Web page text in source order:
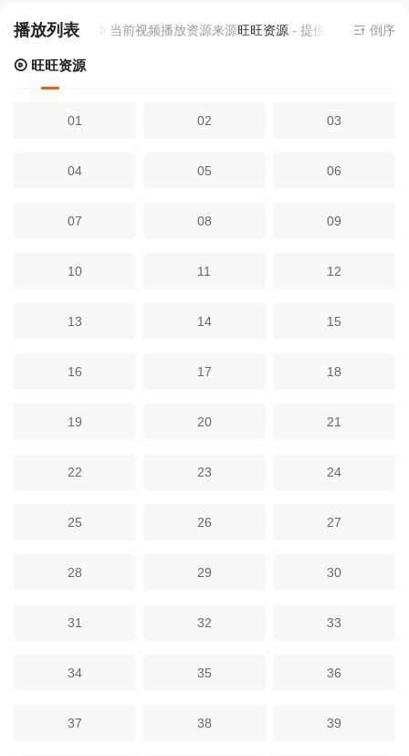
播放列表 当前视频播放资源来源旺旺资源- 提供为您免费在线观
倒序
旺旺资源
01 02 03
04 05 06
07 08 09
10 11 12
13 14 15
16 17 18
19 20 21
22 23 24
25 26 27
28 29 30
31 32 33
34 35 36
37 38 39